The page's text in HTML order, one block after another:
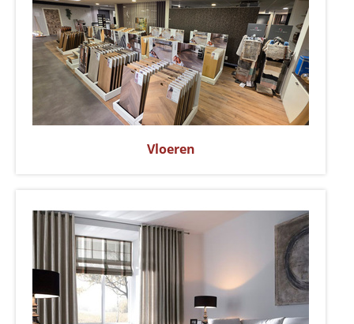
Vloeren